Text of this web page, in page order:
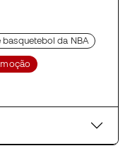
basquetebol da NBA